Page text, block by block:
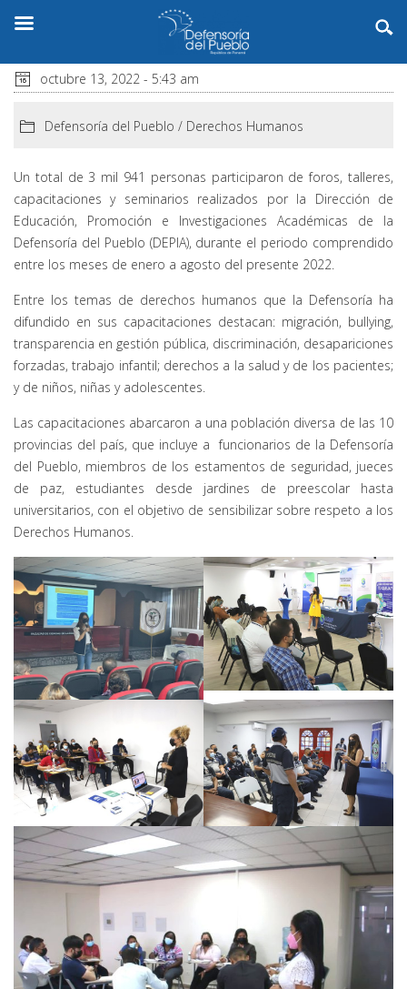
octubre 13, 2022 - 5:43 am
Defensoría del Pueblo / Derechos Humanos
Un total de 3 mil 941 personas participaron de foros, talleres,
capacitaciones y seminarios realizados por la Dirección de
Educación, Promoción e Investigaciones Académicas de la
Defensoría del Pueblo (DEPIA), durante el periodo comprendido
entre los meses de enero a agosto del presente 2022.
Entre los temas de derechos humanos que la Defensoría ha
difundido en sus capacitaciones destacan: migración, bullying,
transparencia en gestión pública, discriminación, desapariciones
forzadas, trabajo infantil; derechos a la salud y de los pacientes;
y de niños, niñas y adolescentes.
Las capacitaciones abarcaron a una población diversa de las 10
provincias del país, que incluye a funcionarios de la Defensoría
del Pueblo, miembros de los estamentos de seguridad, jueces
de paz, estudiantes desde jardines de preescolar hasta
universitarios, con el objetivo de sensibilizar sobre respeto a los
Derechos Humanos.